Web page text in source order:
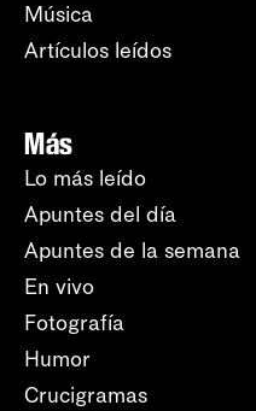
Música
Artículos leídos
Más
Lo más leído
Apuntes del día
Apuntes de la semana
En vivo
Fotografía
Humor
Crucigramas